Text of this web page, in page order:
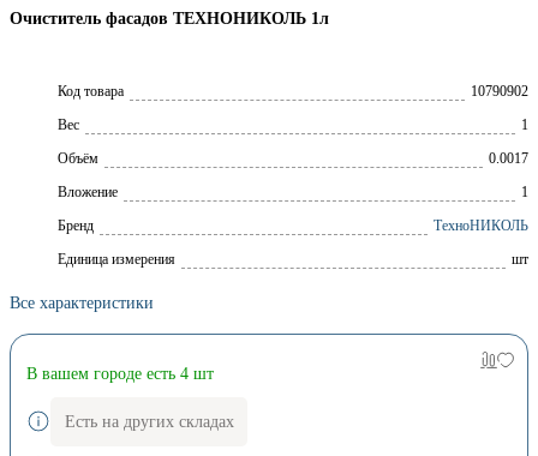
Очиститель фасадов ТЕХНОНИКОЛЬ 1л
Код товара
10790902
Вес
1
Объём
0.0017
Вложение
1
Брeнд
ТехноНИКОЛЬ
Единица измерения
шт
Все характеристики
В вашем городе есть 4 шт
Есть на других складах